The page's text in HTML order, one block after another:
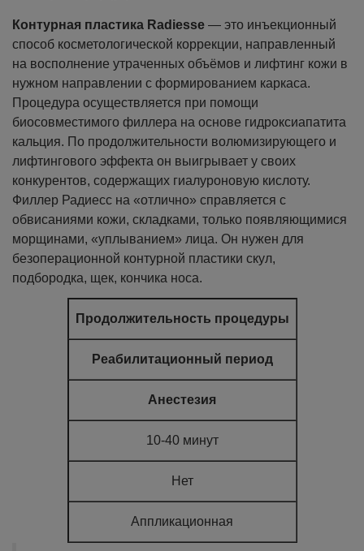
Контурная пластика Radiesse — это инъекционный
способ косметологической коррекции, направленный
на восполнение утраченных объёмов и лифтинг кожи в
нужном направлении с формированием каркаса.
Процедура осуществляется при помощи
биосовместимого филлера на основе гидроксиапатита
кальция. По продолжительности волюмизирующего и
лифтингового эффекта он выигрывает у своих
конкурентов, содержащих гиалуроновую кислоту.
Филлер Радиесс на «отлично» справляется с
обвисаниями кожи, складками, только появляющимися
морщинами, «уплыванием» лица. Он нужен для
безоперационной контурной пластики скул,
подбородка, щек, кончика носа.
Продолжительность процедуры
Реабилитационный период
Анестезия
10-40 минут
Нет
Аппликационная